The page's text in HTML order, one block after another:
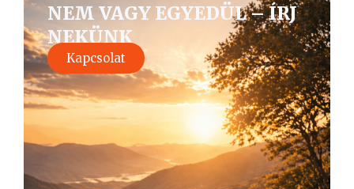
NEM VAGY EGYEDÜL – ÍRJ
NEKÜNK
Kapcsolat